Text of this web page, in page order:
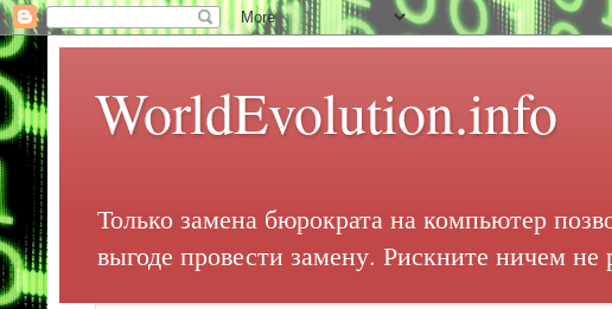
WorldEvolution.info
Только замена бюрократа на компьютер
выгоде провести замену. Рискните ничем не